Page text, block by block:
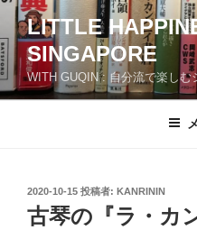
テ
ン
ツ
LITTLE
SINGAPORE
WITH GUQIN : 自分流で楽し
投
日:
2020-10-15 投稿者: KANRININ
古琴の『ラ・カ